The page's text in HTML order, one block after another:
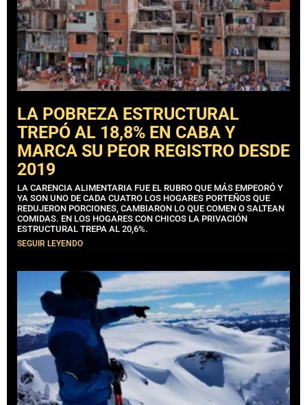
LA POBREZA ESTRUCTURAL
TREPÓ AL 18,8% EN CABA Y
MARCA SU PEOR REGISTRO DESDE
2019
LA CARENCIA ALIMENTARIA FUE EL RUBRO QUE MÁS EMPEORÓ Y
YA SON UNO DE CADA CUATRO LOS HOGARES PORTEÑOS QUE
REDUJERON PORCIONES, CAMBIARON LO QUE COMEN O SALTEAN
COMIDAS. EN LOS HOGARES CON CHICOS LA PRIVACIÓN
ESTRUCTURAL TREPA AL 20,6%.
SEGUIR LEYENDO